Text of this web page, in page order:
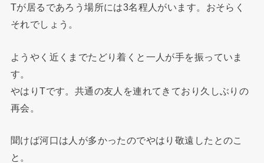
Tが居るであろう場所には3名程人がいます。おそらく
それでしょう。
ようやく近くまでたどり着くと一人が手を振っていま
す。
やはりTです。共通の友人を連れてきており久しぶりの
再会。
聞けば河口は人が多かったのでやはり敬遠したとのこ
と。